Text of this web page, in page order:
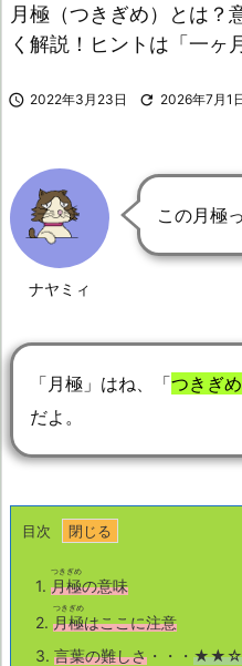
月極（つきぎめ）とは？
く解説！ヒントは「一ヶ
 2022年3月23日  2026年7月1
ナヤミィ
この月極
「月極」はね、「つきぎめ
だよ。
目次
1. 月極
つきぎめ
の意味
2. 月極
つきぎめ
はここに注意
3. 言葉の難しさ ・・・